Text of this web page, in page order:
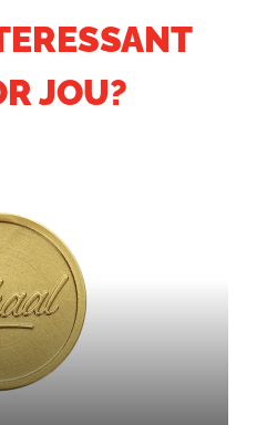
betalingen.
JOU?